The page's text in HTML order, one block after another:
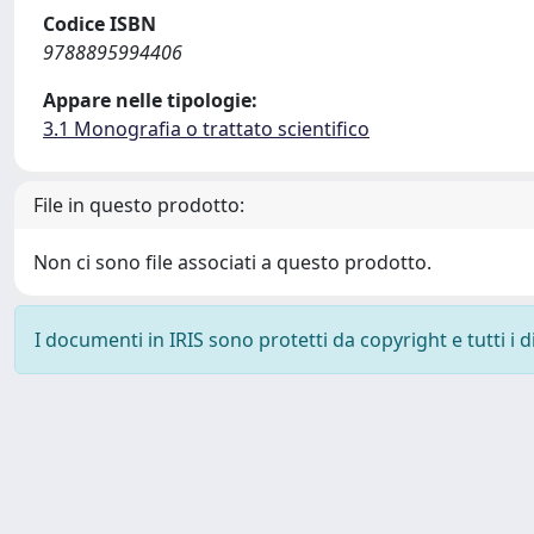
Codice ISBN
9788895994406
Appare nelle tipologie:
3.1 Monografia o trattato scientifico
File in questo prodotto:
Non ci sono file associati a questo prodotto.
I documenti in IRIS sono protetti da copyright e tutti i